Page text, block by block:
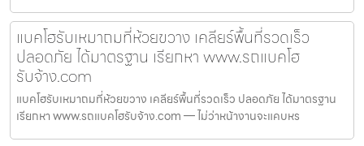
แบคโฮรับเหมาถมที่ห้วยขวาง เคลียร์พื้นที่รวดเร็ว
ปลอดภัย ได้มาตรฐาน เรียกหา www.รถแบคโฮ
รับจ้าง.com
แบคโฮรับเหมาถมที่ห้วยขวาง เคลียร์พื้นที่รวดเร็ว ปลอดภัย ได้มาตรฐาน
เรียกหา www.รถแบคโฮรับจ้าง.com — ไม่ว่าหน้างานจะแคบหร